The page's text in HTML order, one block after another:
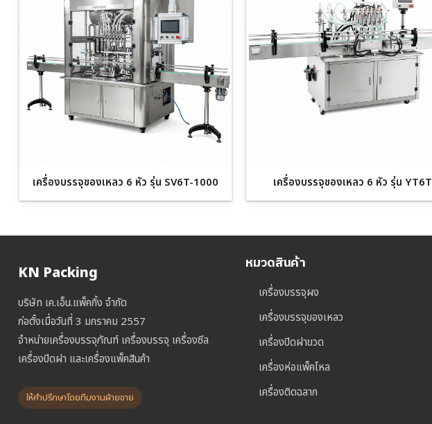
เครื่องบรรจุของเหลว 6 หัว รุ่น SV6T-1000 เครื่องบรรจุของเหลว 6 หัว รุ่น YT6T
KN Packing
บริษัท เค.เอ็น.แพ็คกิ้ง จำกัด
ก่อตั้งเมื่อวันที่ 3 มกราคม 2557
จำหน่ายเครื่องบรรจุภัณฑ์ เครื่องบรรจุ เครื่องซีล
เครื่องปิดฝา และเครื่องแพ็คสินค้า
ให้คำปรึกษาโดยทีมงานฝ่ายขาย
หมวดสินค้า
เครื่องบรรจุผง
เครื่องบรรจุของเหลว
เครื่องปิดฝาขวด
เครื่องห่อแพ็คโหล
เครื่องติดฉลาก